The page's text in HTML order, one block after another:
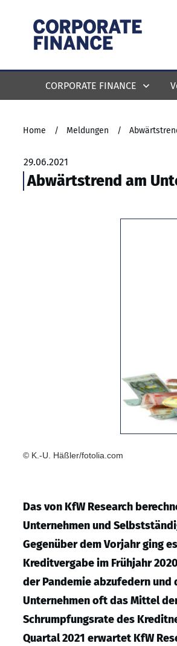
CORPORATE FINANCE
Home / Meldungen /
29.06.2021
Abwärtstrend am
© K.-U. Häßler/fotolia.com
Das von KfW Research
Unternehmen und
Gegenüber dem Vorjahr ging
Kreditvergabe im Frühjahr
der Pandemie abzufedern
Unternehmen oft das Mittel
Schrumpfungsrate des
Quartal 2021 erwartet KfW